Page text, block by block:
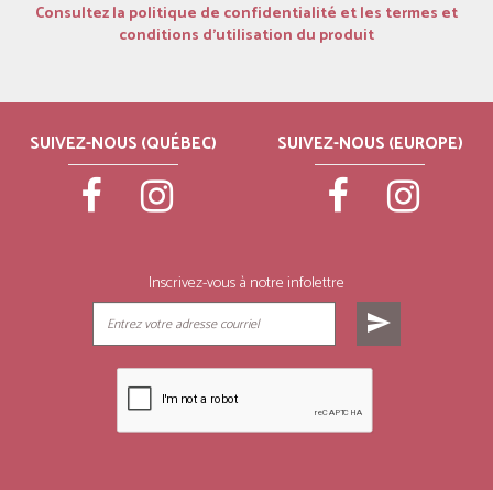
Consultez la politique de confidentialité et les termes et
conditions d’utilisation du produit
SUIVEZ-NOUS (QUÉBEC) SUIVEZ-NOUS (EUROPE)
Inscrivez-vous à notre infolettre
send